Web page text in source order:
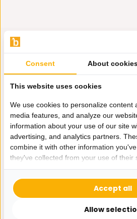
Hulp nodig?
Wij zitten voor je
Whatsapp ons
0162-231130
Consent About
This website uses cookies
We use cookies to personalize content
media features, and analyze our
information about your use of our site
advertising, and analytics partners.
combine it with other information
they've collected from your use of their
Allow
Accept all